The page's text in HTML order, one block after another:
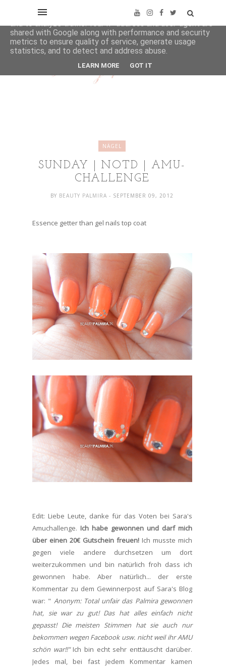
NÄGEL
SUNDAY | NOTD | AMU-
CHALLENGE
BY BEAUTY PALMIRA- SEPTEMBER 09, 2012
Essence getter than gel nails top coat
Edit: Liebe Leute, danke für das Voten bei Sara's
Amuchallenge. Ich habe gewonnen und darf mich
über einen 20€ Gutschein freuen! Ich musste mich
gegen viele andere durchsetzen um dort
weiterzukommen und bin natürlich froh dass ich
gewonnen habe. Aber natürlich... der erste
Kommentar zu dem Gewinnerpost auf Sara's Blog
war: " Anonym: Total unfair das Palmira gewonnen
hat, sie war zu gut! Das hat alles einfach nicht
gepasst! Die meisten Stimmen hat sie auch nur
bekommen wegen Facebook usw. nicht weil ihr AMU
schön war!!" Ich bin echt sehr enttäuscht darüber.
Jedes mal, bei fast jedem Kommentar kamen
This site uses cookies from Google to deliver its services
and to analyze traffic. Your IP address and user-agent are
shared with Google along with performance and security
metrics to ensure quality of service, generate usage
statistics, and to detect and address abuse.
LEARN MORE GOT IT